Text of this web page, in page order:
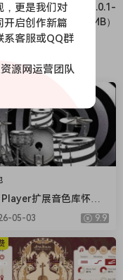
Furnace v0.0.1-
MOCHA [WiN]（8.5MB）
Player扩展音色库怀旧
BFD Drums BFD Playe
London 70s v1.
R2R（2.71GB）
05-03 9.9
，更是我们对
开启创作新篇
系客服或QQ群
源网运营团队